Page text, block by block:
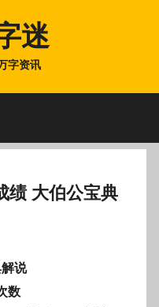
迷
字资讯
大伯公宝典
说
数